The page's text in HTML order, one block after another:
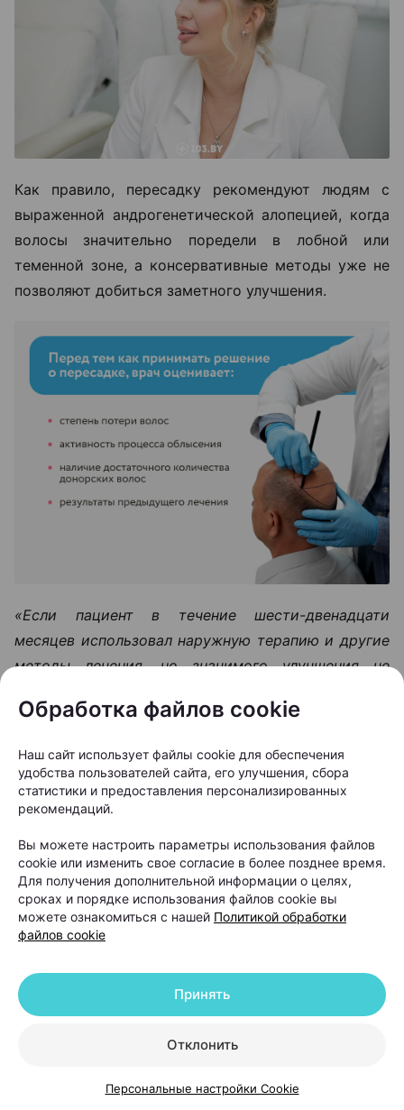
Как правило, пересадку рекомендуют людям с
выраженной андрогенетической алопецией, когда
волосы значительно поредели в лобной или
теменной зоне, а консервативные методы уже не
позволяют добиться заметного улучшения.
«Если пациент в течение шести-двенадцати
месяцев использовал наружную терапию и другие
методы лечения, но значимого улучшения не
волос как следующий этап», —объясняет Ольга
При этом важно понимать: пересадка
андрогенетической алопеции. Она
помогает восстановить густоту волос
в определенных зонах, но сам процесс
облысения может продолжаться.
Именно поэтому после операции работа с
волосами не заканчивается. В первые недели
Обработка файлов cookie
Наш сайт использует файлы cookie для обеспечения
удобства пользователей сайта, его улучшения, сбора
статистики и предоставления персонализированных
рекомендаций.
Вы можете настроить параметры использования файлов
cookie или изменить свое согласие в более позднее время.
Для получения дополнительной информации о целях,
сроках и порядке использования файлов cookie вы
можете ознакомиться с нашей Политикой обработки
файлов cookie
Отклонить
Принять
Персональные настройки Cookie